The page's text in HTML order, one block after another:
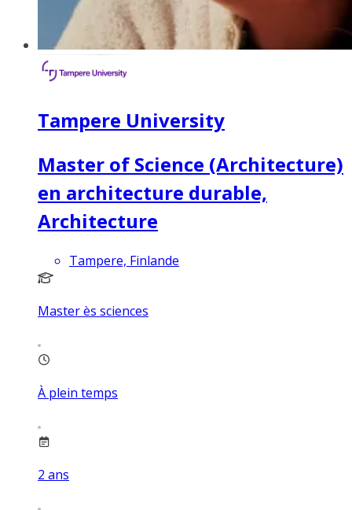
Tampere University
Master of Science (Architecture)
en architecture durable,
Architecture
Tampere, Finlande
Master ès sciences
À plein temps
2 ans